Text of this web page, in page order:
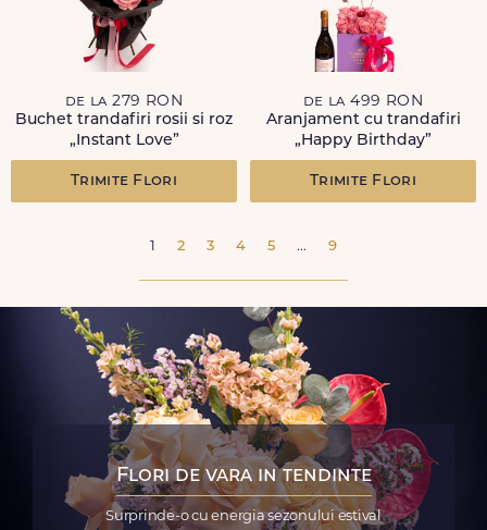
de la 279 RON
Buchet trandafiri rosii si roz
„Instant Love”
Trimite Flori
de la 499 RON
Aranjament cu trandafiri
„Happy Birthday”
Trimite Flori
1 2 3 4 5 ... 9
Flori de vara in tendinte
Surprinde-o cu energia sezonului estival